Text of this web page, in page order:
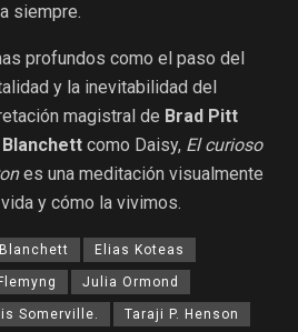
siempre.
profundos como el paso del
y la inevitabilidad del
magistral de Brad Pitt
como Daisy, El curioso
es una meditación visualmente
y cómo la vivimos.
Elias Koteas
Julia Ormond
Somerville. Taraji P. Henson